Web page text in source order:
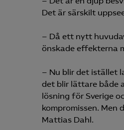
Det är särskilt
– Då ett nytt
önskade effekterna
– Nu blir det istället
det blir lättare både
lösning för Sverige
kompromissen. Men
Mattias Dahl.